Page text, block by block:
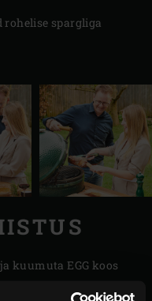
spargliga
ja kuumuta EGG koos